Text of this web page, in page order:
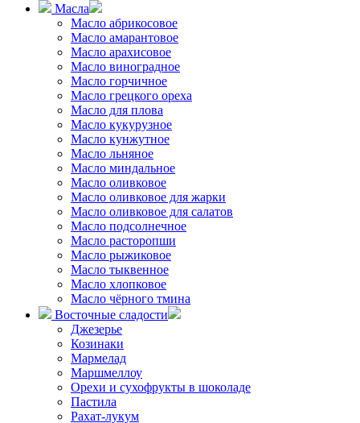
Масла
Масло абрикосовое
Масло амарантовое
Масло арахисовое
Масло виноградное
Масло горчичное
Масло грецкого ореха
Масло для плова
Масло кукурузное
Масло кунжутное
Масло льняное
Масло миндальное
Масло оливковое
Масло оливковое для жарки
Масло оливковое для салатов
Масло подсолнечное
Масло расторопши
Масло рыжиковое
Масло тыквенное
Масло хлопковое
Масло чёрного тмина
Восточные сладости
Джезерье
Козинаки
Мармелад
Маршмеллоу
Орехи и сухофрукты в шоколаде
Пастила
Рахат-лукум